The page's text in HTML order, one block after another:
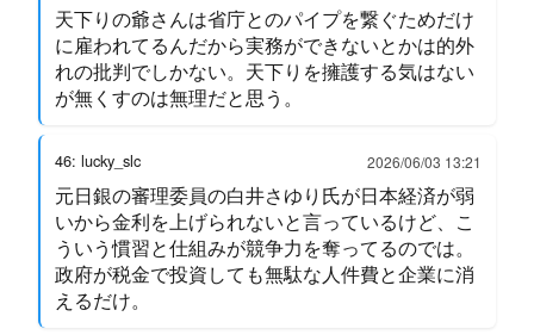
天下りの爺さんは省庁とのパイプを繋ぐためだけ
に雇われてるんだから実務ができないとかは的外
れの批判でしかない。天下りを擁護する気はない
が無くすのは無理だと思う。
46: lucky_slc 2026/06/03 13:21
元日銀の審理委員の白井さゆり氏が日本経済が弱
いから金利を上げられないと言っているけど、こ
ういう慣習と仕組みが競争力を奪ってるのでは。
政府が税金で投資しても無駄な人件費と企業に消
えるだけ。